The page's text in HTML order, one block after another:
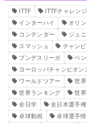
ITTF ITTFチャレンジ
インターハイ
オリ
コンテンダー
ジュ
スマッシュ
チャン
ブンデスリーガ
ペ
ヨーロッパチャンピオン
ワールドツアー
世
世界ランキング
世
全日学
全日本選手権
卓球動画
卓球選手情